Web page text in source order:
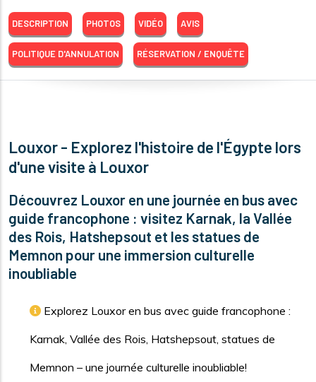
DESCRIPTION PHOTOS VIDÉO AVIS
POLITIQUE D'ANNULATION RÉSERVATION / ENQUÊTE
Louxor - Explorez l'histoire de l'Égypte lors
d'une visite à Louxor
Découvrez Louxor en une journée en bus avec
guide francophone : visitez Karnak, la Vallée
des Rois, Hatshepsout et les statues de
Memnon pour une immersion culturelle
inoubliable
Explorez Louxor en bus avec guide francophone :
Karnak, Vallée des Rois, Hatshepsout, statues de
Memnon – une journée culturelle inoubliable!